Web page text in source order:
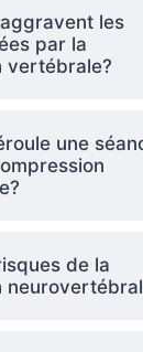
les
par la
vertébrale?
une
de la